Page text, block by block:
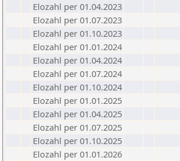
Elozahl per 01.04.2023
Elozahl per 01.07.2023
Elozahl per 01.10.2023
Elozahl per 01.01.2024
Elozahl per 01.04.2024
Elozahl per 01.07.2024
Elozahl per 01.10.2024
Elozahl per 01.01.2025
Elozahl per 01.04.2025
Elozahl per 01.07.2025
Elozahl per 01.10.2025
Elozahl per 01.01.2026